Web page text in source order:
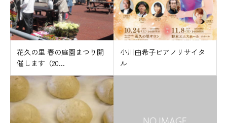
花久の里 春の庭園まつり開
催します（20...
小川由希子ピアノリサイタ
ル